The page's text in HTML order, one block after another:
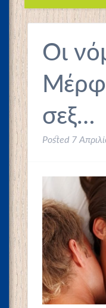
Οι
σεξ…
Posted 7